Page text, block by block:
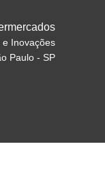
e Inovações
Paulo - SP